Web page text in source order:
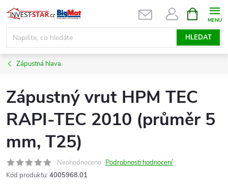
Přejít
na
obsah
HLEDAT
NÁKUPNÍ
KOŠÍK
Zápustná hlava
Zápustný vrut HPM TEC
RAPI-TEC 2010 (průměr 5
mm, T25)
Neohodnoceno Podrobnosti hodnocení
Kód produktu: 4005968.01